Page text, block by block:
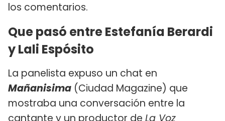
los comentarios.
Que pasó entre Estefanía Berardi
y Lali Espósito
La panelista expuso un chat en
Mañanisima (Ciudad Magazine) que
mostraba una conversación entre la